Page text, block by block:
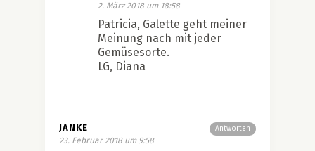
2. März 2018 um 18:58
Patricia, Galette geht meiner
Meinung nach mit jeder
Gemüsesorte.
LG, Diana
Antworten
JANKE
23. Februar 2018 um 9:58